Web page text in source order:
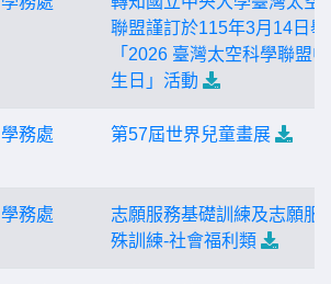
聯盟謹訂於115年3月14日舉
「2026 臺灣太空科學聯盟
生日」活動
學務處 第57屆世界兒童畫展
學務處
志願服務基礎訓練及志願服
殊訓練-社會福利類